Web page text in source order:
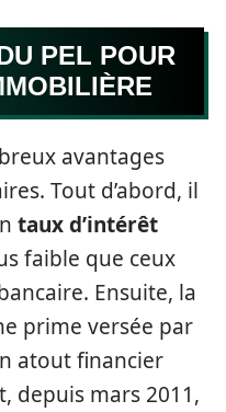
PEL POUR
avantages
Tout d’abord, il
taux d’intérêt
faible que ceux
Ensuite, la
prime versée par
atout financier
depuis mars 2011,